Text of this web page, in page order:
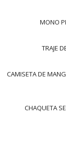
MONO
TRAJE
CAMISETA DE
CHAQUETA